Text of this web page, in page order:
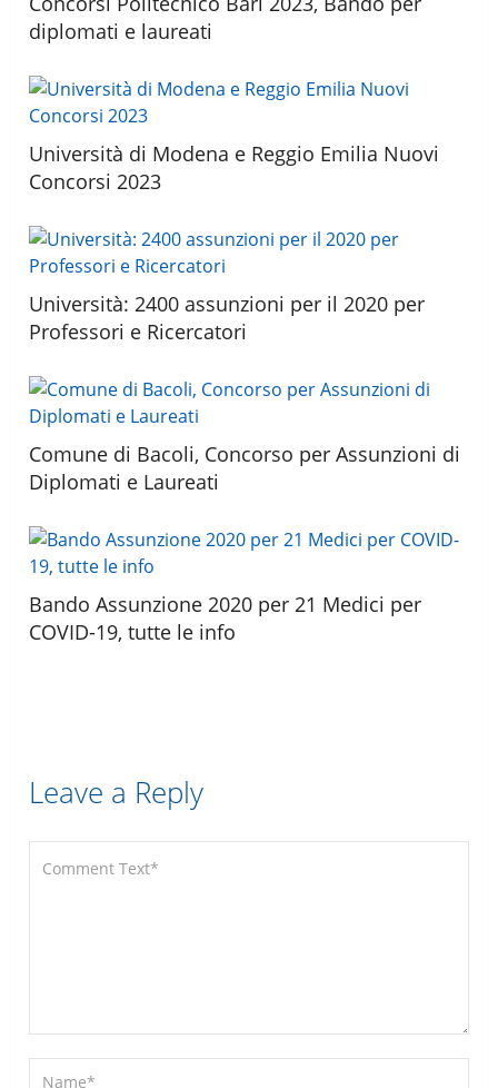
diplomati e laureati
Università di Modena e Reggio Emilia Nuovi
Concorsi 2023
Università: 2400 assunzioni per il 2020 per
Professori e Ricercatori
Comune di Bacoli, Concorso per Assunzioni di
Diplomati e Laureati
Bando Assunzione 2020 per 21 Medici per
COVID-19, tutte le info
Leave a Reply